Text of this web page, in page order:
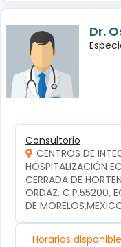
Dr.
Consultorio
CENTROS DE
HOSPITALIZACIÓN
CERRADA DE
ORDAZ, C.P.55200,
DE
Horarios